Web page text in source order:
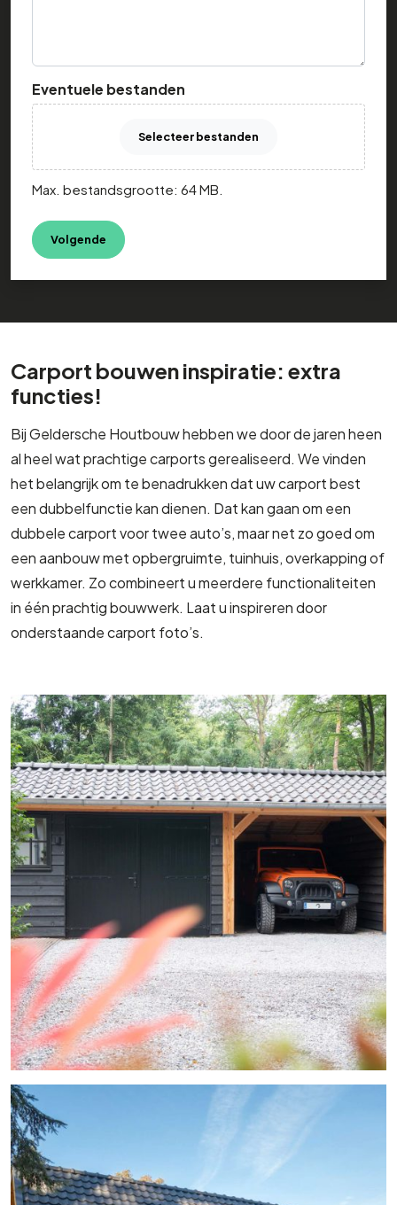
Eventuele bestanden
Selecteer bestanden
Max. bestandsgrootte: 64 MB.
Carport bouwen inspiratie: extra
functies!
Bij Geldersche Houtbouw hebben we door de jaren heen
al heel wat prachtige carports gerealiseerd. We vinden
het belangrijk om te benadrukken dat uw carport best
een dubbelfunctie kan dienen. Dat kan gaan om een
dubbele carport voor twee auto’s, maar net zo goed om
een aanbouw met opbergruimte, tuinhuis, overkapping of
werkkamer. Zo combineert u meerdere functionaliteiten
in één prachtig bouwwerk. Laat u inspireren door
onderstaande carport foto’s.